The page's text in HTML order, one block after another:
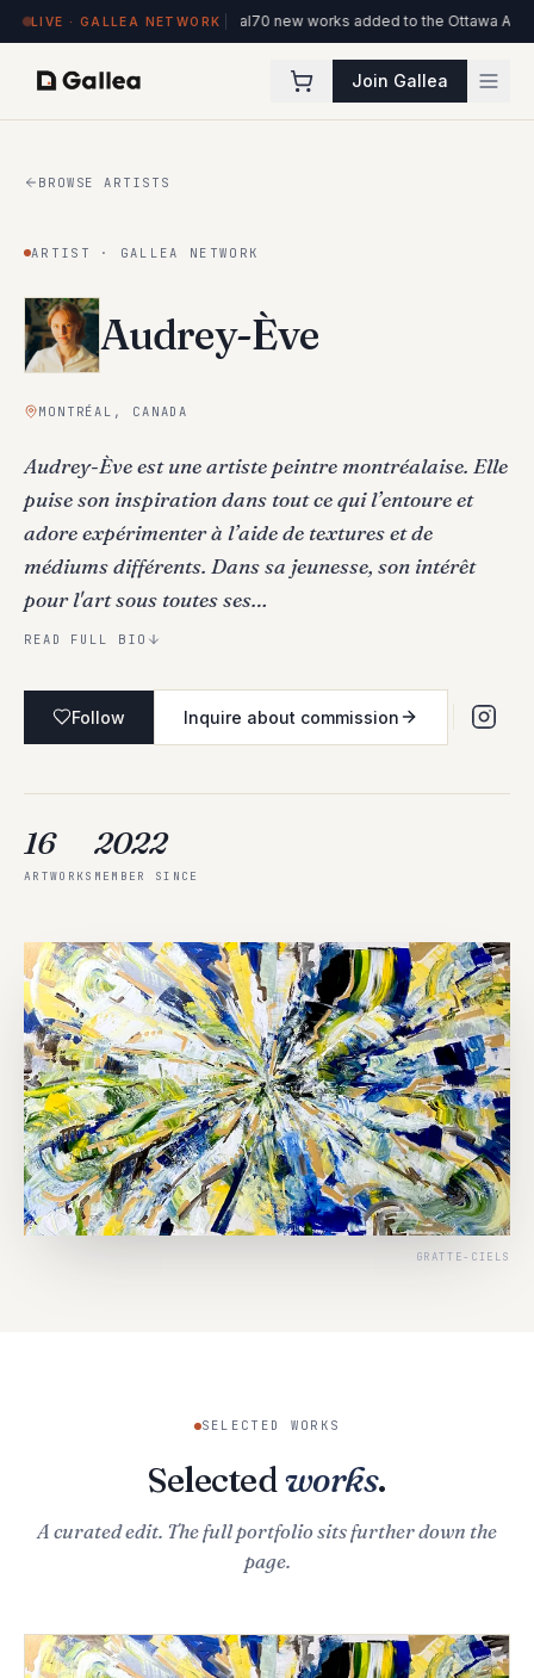
LIVE · GALLEA NETWORK
l'ITHQ · Montréal70 new works added to the Ottawa Artists collection
Join Gallea
BROWSE ARTISTS
ARTIST · GALLEA NETWORK
Audrey-Ève
MONTRÉAL, CANADA
Audrey-Ève est une artiste peintre montréalaise. Elle
puise son inspiration dans tout ce qui l’entoure et
adore expérimenter à l’aide de textures et de
médiums différents. Dans sa jeunesse, son intérêt
pour l'art sous toutes ses…
READ FULL BIO
Follow Inquire about commission
16
ARTWORKS
2022
MEMBER SINCE
GRATTE-CIELS
SELECTED WORKS
Selected works.
A curated edit. The full portfolio sits further down the
page.